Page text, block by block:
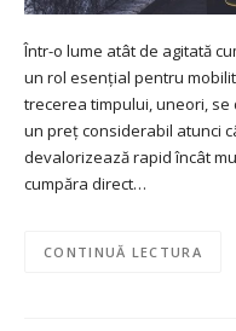
Într-o lume atât de agitată
un rol esențial pentru
trecerea timpului, uneori,
un preț considerabil atunci
devalorizează rapid încât
cumpăra direct…
CONTINUĂ LECTURA